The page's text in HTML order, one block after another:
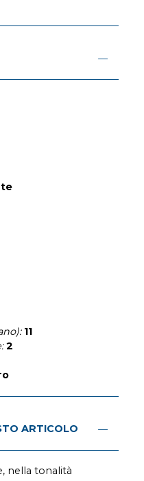
11
2
ARTICOLO
nella tonalità